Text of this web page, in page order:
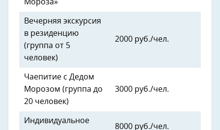
Мороза»
Вечерняя экскурсия
в резиденцию
(группа от 5
человек)
2000 руб./чел.
Чаепитие с Дедом
Морозом (группа до
20 человек)
3000 руб./чел.
Индивидуальное
8000 руб./чел.